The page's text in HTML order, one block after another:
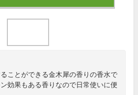
ことができる金木犀の香りの香水で
効果もある香りなので日常使いに便